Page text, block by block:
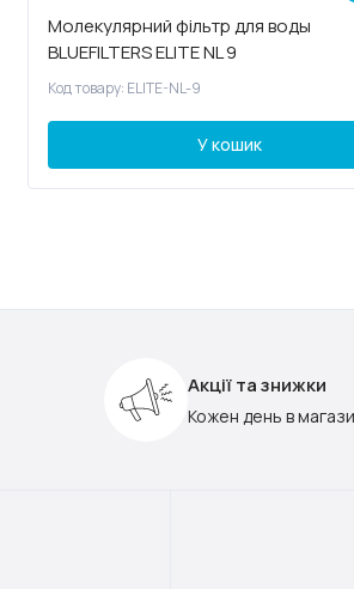
Молекулярний фільтр для воды
BLUEFILTERS ELITE NL 9
Код товару: ELITE-NL-9
У кошик
Акції та знижки
Кожен день в